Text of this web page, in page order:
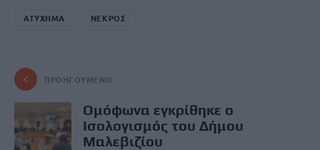
ΑΤΥΧΗΜΑ ΝΕΚΡΟΣ
ΠΡΟΗΓΟΎΜΕΝΟ
Ομόφωνα εγκρίθηκε ο
Ισολογισμός του Δήμου
Μαλεβιζίου